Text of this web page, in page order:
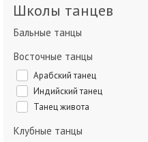
Школы танцев
Бальные танцы
Восточные танцы
Арабский танец
Индийский танец
Танец живота
Клубные танцы